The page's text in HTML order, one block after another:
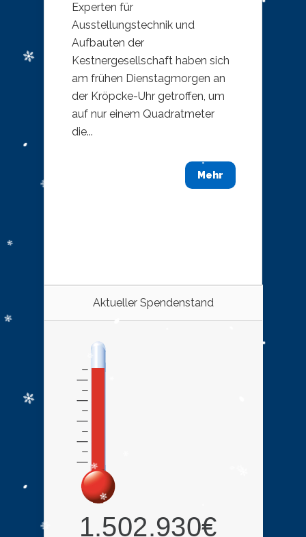
Experten für
Ausstellungstechnik und
Aufbauten der
Kestnergesellschaft haben sich
am frühen Dienstagmorgen an
der Kröpcke-Uhr getroffen, um
auf nur einem Quadratmeter
die...
Mehr
Aktueller Spendenstand